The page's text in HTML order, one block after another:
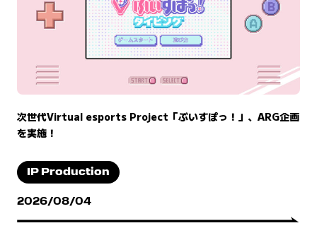
次世代Virtual esports Project「ぶいすぽっ！」、ARG企画
を実施！
IP Production
2026/08/04